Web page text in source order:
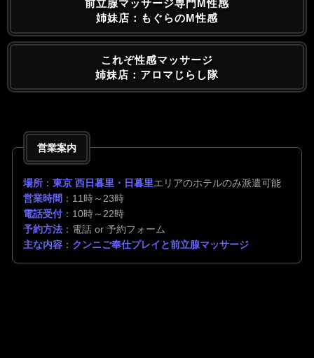
前立腺マッサージ専門M性感
姉妹店：もぐらのM性感
これぞ性感マッサージ
姉妹店：アロマじらし隊
営業案内
場所 ： 東京 西日暮里・日暮里エリアのホテルのみ派遣可能
営業時間 ：11時～23時
電話受付：10時～22時
予約方法 ：電話 or 予約フォーム
主な内容 ： クンニご奉仕プレイと前立腺マッサージ